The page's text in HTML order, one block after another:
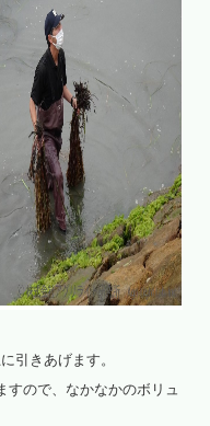
引きあげます。
すので、なかなかのボリュ